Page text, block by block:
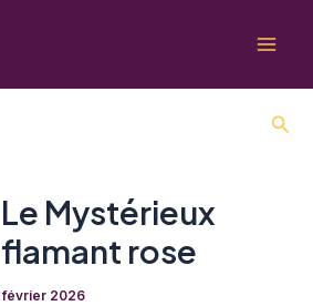
Mystérieux
rose
février 2026